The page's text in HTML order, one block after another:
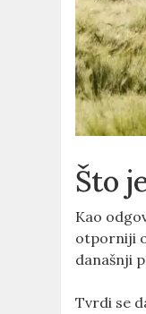
Što
Kao
otporniji
današnji
Tvrdi se